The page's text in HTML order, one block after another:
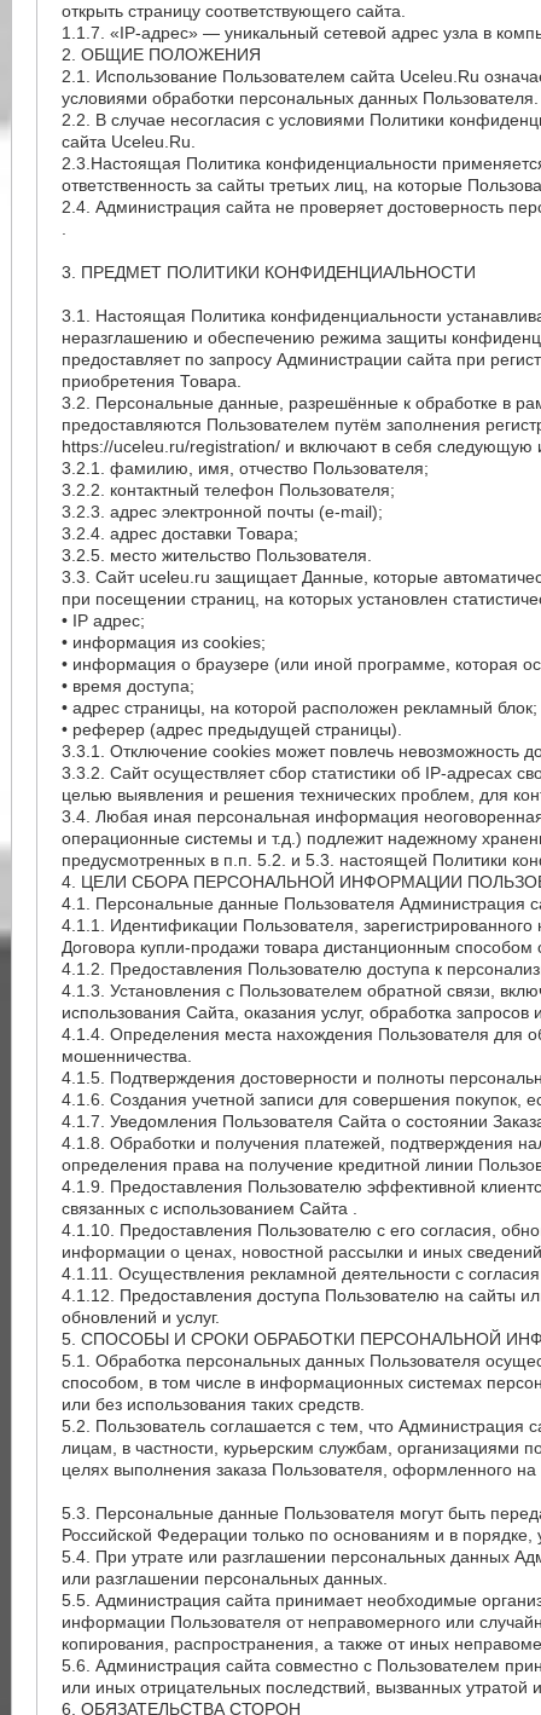
открыть страницу соответствующего сайта.
1.1.7. «IP-адрес» — уникальный сетевой адрес узла в
2. ОБЩИЕ ПОЛОЖЕНИЯ
2.1. Использование Пользователем сайта Uceleu.Ru
условиями обработки персональных данных Пользователя.
2.2. В случае несогласия с условиями Политики
сайта Uceleu.Ru.
2.3.Настоящая Политика конфиденциальности
ответственность за сайты третьих лиц, на которые
2.4. Администрация сайта не проверяет достоверность
3. ПРЕДМЕТ ПОЛИТИКИ КОНФИДЕНЦИАЛЬНОСТИ
3.1. Настоящая Политика конфиденциальности
неразглашению и обеспечению режима защиты
предоставляет по запросу Администрации сайта при
приобретения Товара.
3.2. Персональные данные, разрешённые к обработке в
предоставляются Пользователем путём заполнения
https://uceleu.ru/registration/ и включают в себя
3.2.1. фамилию, имя, отчество Пользователя;
3.2.2. контактный телефон Пользователя;
3.2.3. адрес электронной почты (e-mail);
3.2.4. адрес доставки Товара;
3.2.5. место жительство Пользователя.
3.3. Сайт uceleu.ru защищает Данные, которые
при посещении страниц, на которых установлен
• IP адрес;
• информация из cookies;
• информация о браузере (или иной программе, которая
• время доступа;
• адрес страницы, на которой расположен рекламный блок;
• реферер (адрес предыдущей страницы).
3.3.1. Отключение cookies может повлечь невозможность
3.3.2. Сайт осуществляет сбор статистики об IP-адресах
целью выявления и решения технических проблем, для
3.4. Любая иная персональная информация
операционные системы и т.д.) подлежит надежному
предусмотренных в п.п. 5.2. и 5.3. настоящей Политики
4. ЦЕЛИ СБОРА ПЕРСОНАЛЬНОЙ ИНФОРМАЦИИ
4.1. Персональные данные Пользователя Администрация
4.1.1. Идентификации Пользователя,
Договора купли-продажи товара дистанционным способом
4.1.2. Предоставления Пользователю доступа к
4.1.3. Установления с Пользователем обратной связи,
использования Сайта, оказания услуг, обработка запросов
4.1.4. Определения места нахождения Пользователя для
мошенничества.
4.1.5. Подтверждения достоверности и полноты
4.1.6. Создания учетной записи для совершения покупок,
4.1.7. Уведомления Пользователя Сайта о состоянии
4.1.8. Обработки и получения платежей, подтверждения
определения права на получение кредитной линии
4.1.9. Предоставления Пользователю эффективной
связанных с использованием Сайта .
4.1.10. Предоставления Пользователю с его согласия,
информации о ценах, новостной рассылки и иных
4.1.11. Осуществления рекламной деятельности с
4.1.12. Предоставления доступа Пользователю на сайты
обновлений и услуг.
5. СПОСОБЫ И СРОКИ ОБРАБОТКИ ПЕРСОНАЛЬНОЙ
5.1. Обработка персональных данных Пользователя
способом, в том числе в информационных системах
или без использования таких средств.
5.2. Пользователь соглашается с тем, что Администрация
лицам, в частности, курьерским службам, организациями
целях выполнения заказа Пользователя, оформленного
5.3. Персональные данные Пользователя могут быть
Российской Федерации только по основаниям и в
5.4. При утрате или разглашении персональных данных
или разглашении персональных данных.
5.5. Администрация сайта принимает необходимые
информации Пользователя от неправомерного или
копирования, распространения, а также от иных
5.6. Администрация сайта совместно с Пользователем
или иных отрицательных последствий, вызванных
6. ОБЯЗАТЕЛЬСТВА СТОРОН